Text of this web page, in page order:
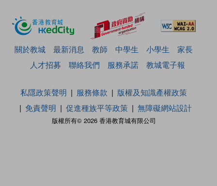
關於教城 最新消息 教師 中學生 小學生
家長
人才招募
聯絡我們 服務承諾 教城電子報
版權所有© 2026 香港教育城有限公司
私隱政策聲明 服務條款
版權及知識產權政策
免責聲明
促進種族平等政策 無障礙網站設計